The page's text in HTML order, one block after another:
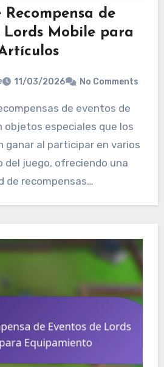
Recompensa de
Lords Mobile para
11/03/2026 No Comments
objetos especiales que los
ganar al participar en varios
del juego, ofreciendo una
de recompensas…